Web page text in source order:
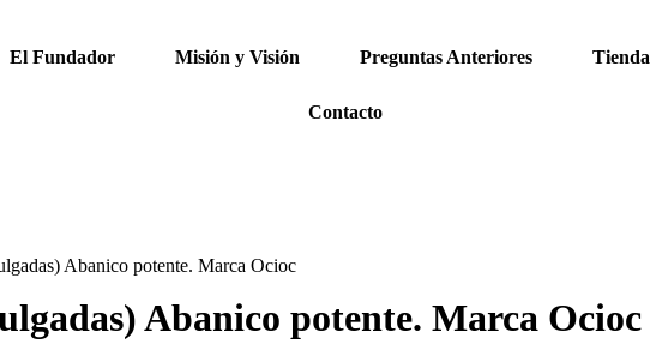
El Fundador Misión y Visión Preguntas Anteriores Tienda
Contacto
Abanico potente. Marca Ocioc
Abanico potente. Marca Ocioc